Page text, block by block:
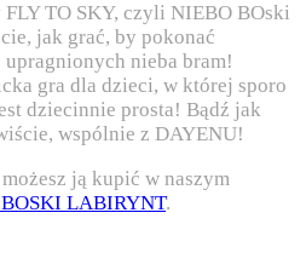
TO SKY, czyli NIEBO BOski
jak grać, by pokonać
nieba bram!
gra dla dzieci, w której sporo
dziecinnie prosta! Bądź jak
wspólnie z DAYENU!
ją kupić w naszym
LABIRYNT.